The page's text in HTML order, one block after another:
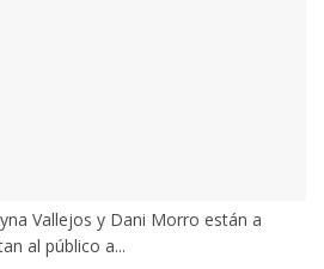
Vallejos y Dani Morro están a
al público a...